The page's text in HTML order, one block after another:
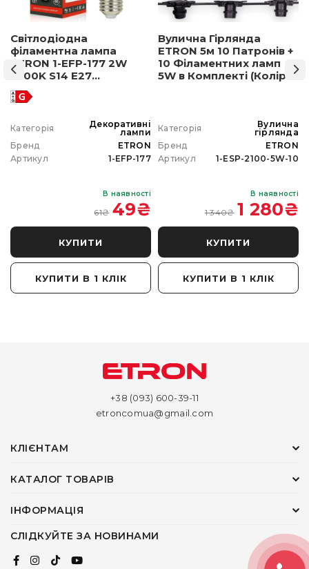
Світлодіодна
філаментна лампа
ETRON 1-EFP-177 2W
2500K S14 E27
позолочене скло
Категорія
Декоративні
лампи
Бренд
ETRON
Артикул
1-EFP-177
В наявності
61₴ 49₴
КУПИТИ
КУПИТИ В 1 КЛІК
Вулична Гірлянда
ETRON 5м 10 Патронів +
10 Філаментних ламп
5W в Комплекті (Колір
Категорія
Вулична
гірлянда
Бренд
ETRON
Артикул
1-ESP-2100-5W-10
В наявності
1 340₴ 1 280₴
КУПИТИ
КУПИТИ В 1 КЛІК
+38 (093) 600-39-11
etroncomua@gmail.com
КЛІЄНТАМ
КАТАЛОГ ТОВАРІВ
ІНФОРМАЦІЯ
СЛІДКУЙТЕ ЗА НОВИНАМИ